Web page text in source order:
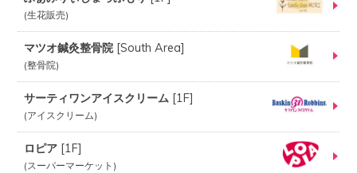
生花販売
マツオ鍼灸整骨院 [South Area]
整骨院
サーティワンアイスクリーム [1F]
アイスクリーム
ロピア [1F]
スーパーマーケット